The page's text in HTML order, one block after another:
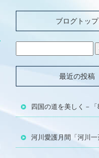
ブログトップ
最近の投稿